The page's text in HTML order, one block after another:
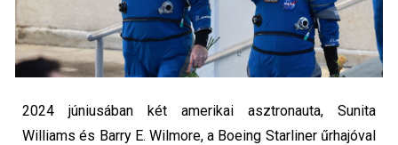
2024 júniusában két amerikai asztronauta, Sunita
Williams és Barry E. Wilmore, a Boeing Starliner űrhajóval